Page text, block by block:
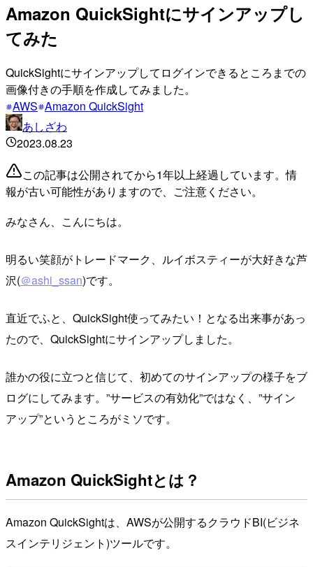
Amazon QuickSightにサインアップし
てみた
QuickSightにサインアップしてログインできるところまでの
画像付きの手順を作成してみました。
AWS Amazon QuickSight
あしざわ
2023.08.23
この記事は公開されてから1年以上経過しています。情
報が古い可能性がありますので、ご注意ください。
みなさん、こんにちは。
明るい笑顔がトレードマーク、ルイボスティーが大好きな芦
沢(＠ashi_ssan)です。
直近でふと、QuickSight使ってみたい！となる出来事があっ
たので、QuickSightにサインアップしました。
誰かの役に立つと信じて、初めてのサインアップの様子をブ
ログにしてみます。”サービスの有効化”ではなく、”サイン
アップ”というところがミソです。
Amazon QuickSightとは？
Amazon QuickSightは、AWSが公開するクラウドBI(ビジネ
スインテリジェント)ツールです。